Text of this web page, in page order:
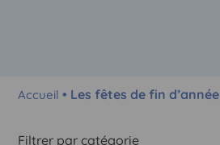
Accueil • Les fêtes de fin d’année
Filtrer par catégorie